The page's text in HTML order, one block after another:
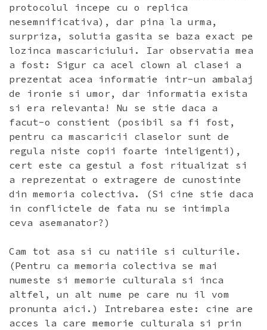
protocolul incepe cu o replica
nesemnificativa), dar pina la urma,
surpriza, solutia gasita se baza exact pe
lozinca mascariciului. Iar observatia mea
a fost: Sigur ca acel clown al clasei a
prezentat acea informatie intr-un ambalaj
de ironie si umor, dar informatia exista
si era relevanta! Nu se stie daca a
facut-o constient (posibil sa fi fost,
pentru ca mascaricii claselor sunt de
regula niste copii foarte inteligenti),
cert este ca gestul a fost ritualizat si
a reprezentat o extragere de cunostinte
din memoria colectiva. (Si cine stie daca
in conflictele de fata nu se intimpla
ceva asemanator?)
Cam tot asa si cu natiile si culturile.
(Pentru ca memoria colectiva se mai
numeste si memorie culturala si inca
altfel, un alt nume pe care nu il vom
pronunta aici.) Intrebarea este: cine are
acces la care memorie culturala si prin